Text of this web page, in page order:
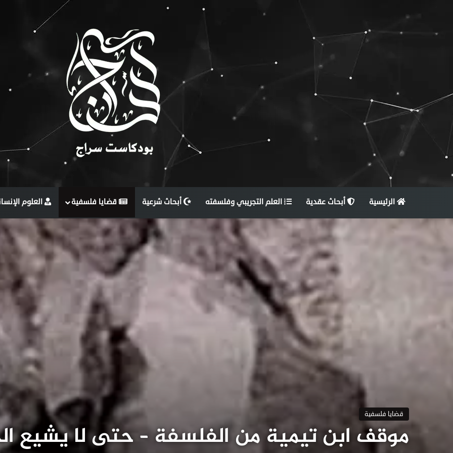
الرئيسية أبحاث عقدية العلم التجريبي وفلسفته أبحاث شرعية قضايا فلسفية العلوم
قضايا فلسفية
موقف ابن تيمية من الفلسفة – حتى لا يشيع